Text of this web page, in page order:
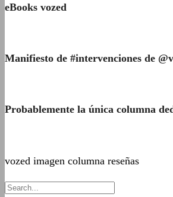
eBooks vozed
Manifiesto de #intervenciones de
Probablemente la única columna
vozed imagen columna reseñas